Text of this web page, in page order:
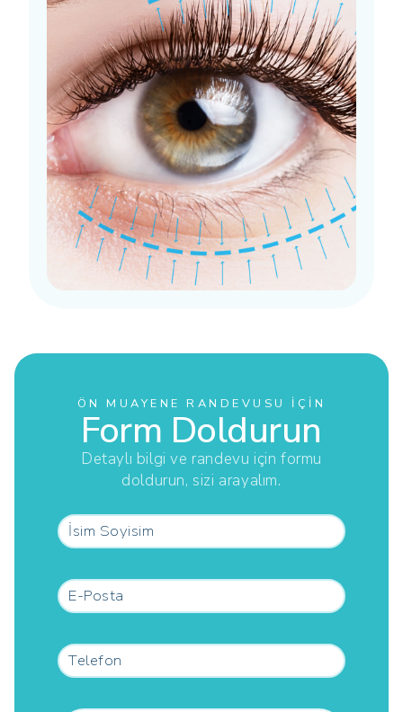
ÖN MUAYENE RANDEVUSU İÇIN
Form Doldurun
Detaylı bilgi ve randevu için formu
doldurun, sizi arayalım.